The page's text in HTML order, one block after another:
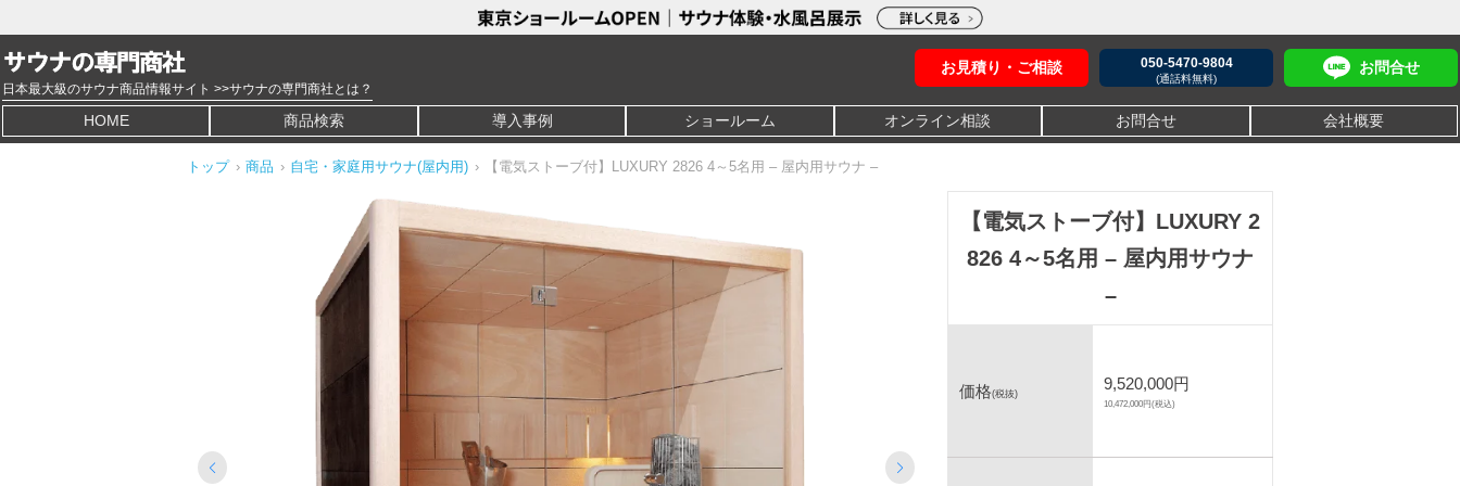
日本最大級のサウナ商品情報サイト >>サウナの専門商社とは？
お見積り・ご相談 050-5470-9804
(通話料無料)
お問合せ
HOME 商品検索 導入事例 ショールーム オンライン相談 お問合せ 会社概要
トップ › 商品 › 自宅・家庭用サウナ(屋内用) › 【電気ストーブ付】LUXURY 2826 4～5名用 – 屋内用サウナ –
【電気ストーブ付】LUXURY 2
826 4～5名用 – 屋内用サウナ
–
価格(税抜)
9,520,000円
10,472,000円(税込)